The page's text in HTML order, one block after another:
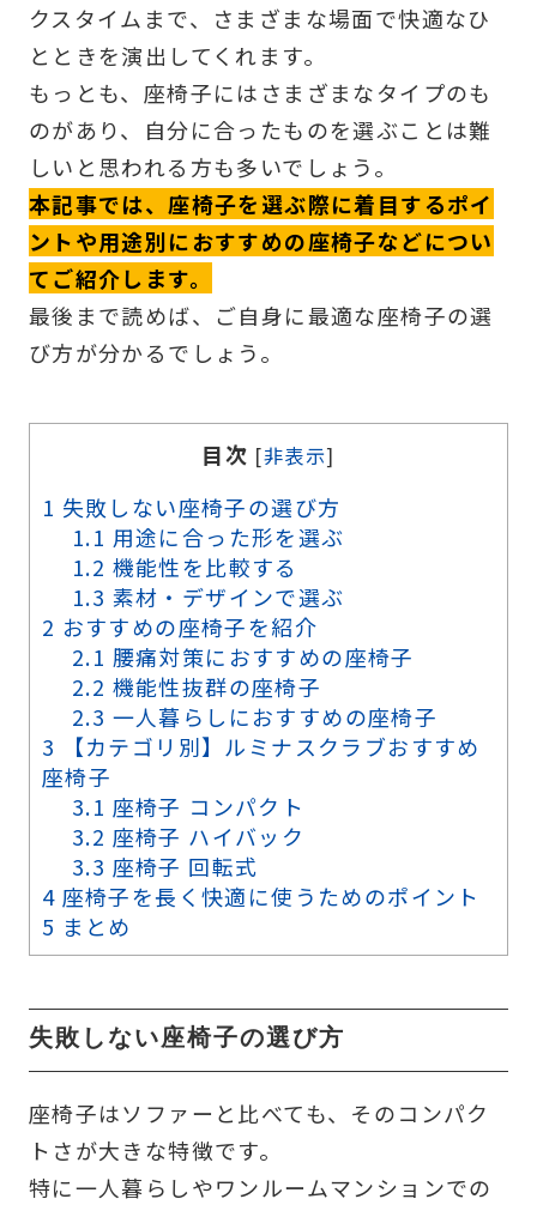
クスタイムまで、さまざまな場面で快適なひ
とときを演出してくれます。
もっとも、座椅子にはさまざまなタイプのも
のがあり、自分に合ったものを選ぶことは難
しいと思われる方も多いでしょう。
本記事では、座椅子を選ぶ際に着目するポイ
ントや用途別におすすめの座椅子などについ
てご紹介します。
最後まで読めば、ご自身に最適な座椅子の選
び方が分かるでしょう。
目次 [非表示]
1 失敗しない座椅子の選び方
1.1 用途に合った形を選ぶ
1.2 機能性を比較する
1.3 素材・デザインで選ぶ
2 おすすめの座椅子を紹介
2.1 腰痛対策におすすめの座椅子
2.2 機能性抜群の座椅子
2.3 一人暮らしにおすすめの座椅子
3 【カテゴリ別】ルミナスクラブおすすめ
座椅子
3.1 座椅子 コンパクト
3.2 座椅子 ハイバック
3.3 座椅子 回転式
4 座椅子を長く快適に使うためのポイント
5 まとめ
失敗しない座椅子の選び方
座椅子はソファーと比べても、そのコンパク
トさが大きな特徴です。
特に一人暮らしやワンルームマンションでの